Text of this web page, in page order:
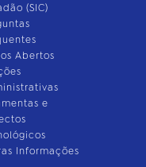
(SIC)
Abertos
e
Informações